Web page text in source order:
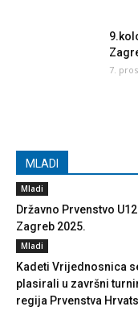
7.
MLADI
Mladi
Državno Prvenstvo
Zagreb 2025.
Mladi
Kadeti Vrijednosnica
plasirali u završni
regija Prvenstva